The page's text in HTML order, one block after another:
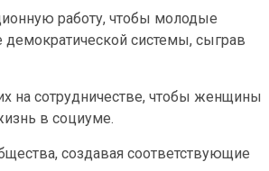
работу, чтобы молодые
системы, сыграв
на сотрудничестве, чтобы женщины
в социуме.
создавая соответствующие